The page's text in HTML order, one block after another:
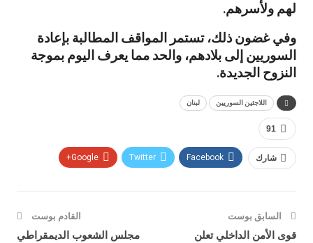
لهم ولأسرهم.
وفي غضون ذلك، تستمر المواقف المطالبة بإعادة
السوريين إلى بلادهم، والحد مما يعرف اليوم بموجة
النزوح الجديدة.
اللاجئين السوريين لبنان
91
شارك Facebook
Twitter
Google+
السابق بوست
قوى الأمن الداخلي تعلن
القادم بوست
مجلس الشعوب الديمقراطي